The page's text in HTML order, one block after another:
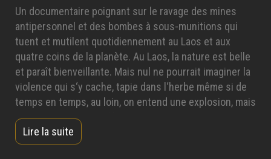
Un documentaire poignant sur le ravage des mines
antipersonnel et des bombes à sous-munitions qui
tuent et mutilent quotidiennement au Laos et aux
quatre coins de la planète. Au Laos, la nature est belle
et paraît bienveillante. Mais nul ne pourrait imaginer la
violence qui s‘y cache, tapie dans l‘herbe même si de
temps en temps, au loin, on entend une explosion, mais
comme amortie, étouffée par tant de beauté et de
sérénité. C’était dans la région de Savannakhet, à 500
kilomètres au sud de Vientiane, capitale du Laos. Un
Lire la suite